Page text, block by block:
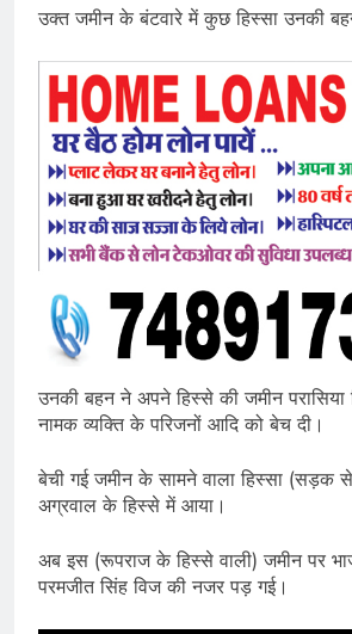
उक्त जमीन के बंटवारे में कुछ हिस्सा उनकी
उनकी बहन ने अपने हिस्से की जमीन परासिया
नामक व्यक्ति के परिजनों आदि को बेच दी।
बेची गई जमीन के सामने वाला हिस्सा (सड़क
अग्रवाल के हिस्से में आया।
अब इस (रूपराज के हिस्से वाली) जमीन पर
परमजीत सिंह विज की नजर पड़ गई।